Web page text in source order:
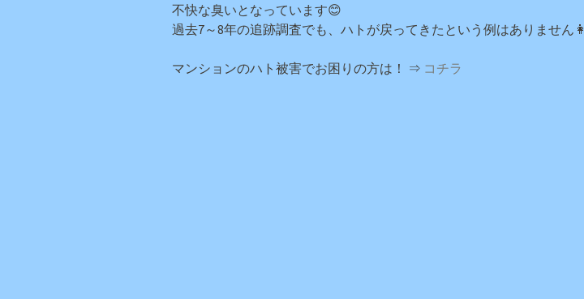
不快な臭いとなっています😊
過去7～8年の追跡調査でも、ハトが戻ってきたという例はありません👩
マンションのハト被害でお困りの方は！ ⇒ コチラ